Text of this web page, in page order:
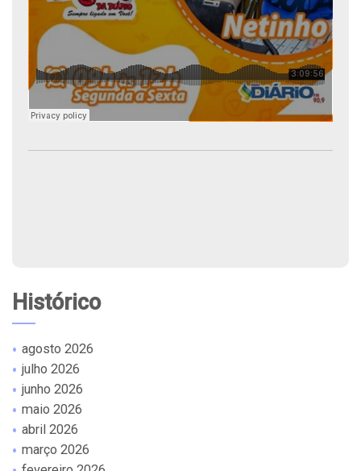
Histórico
agosto 2026
julho 2026
junho 2026
maio 2026
abril 2026
março 2026